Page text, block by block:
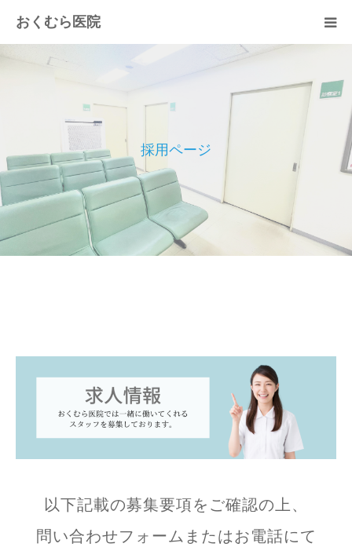
おくむら医院
採用ページ
以下記載の募集要項をご確認の上、
問い合わせフォームまたはお電話にて
当院の紹介
診察のご案内
交通のご案内
採用ページ